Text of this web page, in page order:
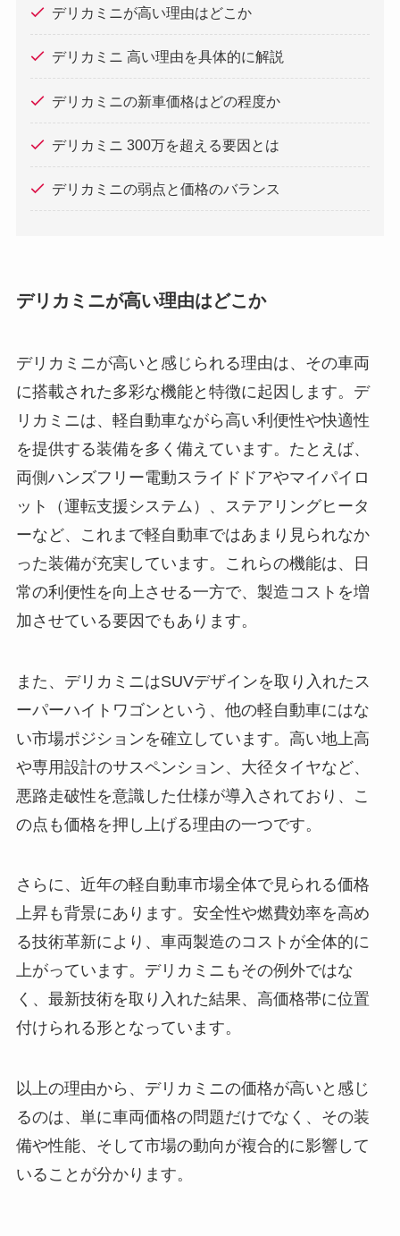
デリカミニが高い理由はどこか
デリカミニ 高い理由を具体的に解説
デリカミニの新車価格はどの程度か
デリカミニ 300万を超える要因とは
デリカミニの弱点と価格のバランス
デリカミニが高い理由はどこか
デリカミニが高いと感じられる理由は、その車両
に搭載された多彩な機能と特徴に起因します。デ
リカミニは、軽自動車ながら高い利便性や快適性
を提供する装備を多く備えています。たとえば、
両側ハンズフリー電動スライドドアやマイパイロ
ット（運転支援システム）、ステアリングヒータ
ーなど、これまで軽自動車ではあまり見られなか
った装備が充実しています。これらの機能は、日
常の利便性を向上させる一方で、製造コストを増
加させている要因でもあります。
また、デリカミニはSUVデザインを取り入れたス
ーパーハイトワゴンという、他の軽自動車にはな
い市場ポジションを確立しています。高い地上高
や専用設計のサスペンション、大径タイヤなど、
悪路走破性を意識した仕様が導入されており、こ
の点も価格を押し上げる理由の一つです。
さらに、近年の軽自動車市場全体で見られる価格
上昇も背景にあります。安全性や燃費効率を高め
る技術革新により、車両製造のコストが全体的に
上がっています。デリカミニもその例外ではな
く、最新技術を取り入れた結果、高価格帯に位置
付けられる形となっています。
以上の理由から、デリカミニの価格が高いと感じ
るのは、単に車両価格の問題だけでなく、その装
備や性能、そして市場の動向が複合的に影響して
いることが分かります。